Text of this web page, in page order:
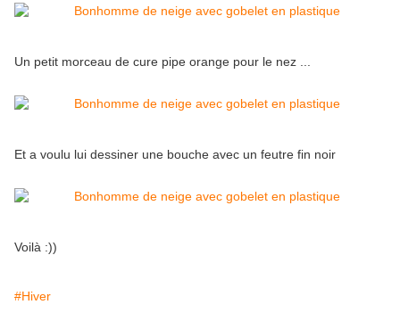
Un petit morceau de cure pipe orange pour le nez ...
Et a voulu lui dessiner une bouche avec un feutre fin noir
Voilà :))
#Hiver